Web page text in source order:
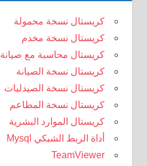
كريستال نسخة محمولة
كريستال نسخة مخدم
كريستال محاسبة مع صيانة
كريستال نسخة الصيانة
كريستال نسخة الصيدليات
كريستال نسخة المطاعم
كريستال الموارد البشرية
أداة الربط الشبكي Mysql
TeamViewer